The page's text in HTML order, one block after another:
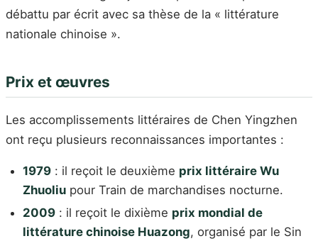
débattu par écrit avec sa thèse de la « littérature
nationale chinoise ».
Prix et œuvres
Les accomplissements littéraires de Chen Yingzhen
ont reçu plusieurs reconnaissances importantes :
1979 : il reçoit le deuxième prix littéraire Wu
Zhuoliu pour Train de marchandises nocturne.
2009 : il reçoit le dixième prix mondial de
littérature chinoise Huazong, organisé par le Sin